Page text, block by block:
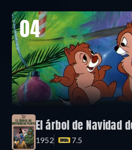
04
El árbol de Navidad
1952 7.5